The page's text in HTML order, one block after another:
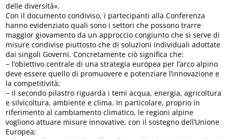
delle diversità».
Con il documento condiviso, i partecipanti alla Conferenza
hanno evidenziato quali sono i settori che possono trarre
maggior giovamento da un approccio congiunto che si serve di
misure condivise piuttosto che di soluzioni individuali adottate
dai singoli Governi. Concretamente ciò significa che:
− l’obiettivo centrale di una strategia europea per l’arco alpino
deve essere quello di promuovere e potenziare l’innovazione e
la competitività;
− il secondo pilastro riguarda i temi acqua, energia, agricoltura
e silvicoltura, ambiente e clima. In particolare, proprio in
riferimento al cambiamento climatico, le regioni alpine
vogliono attuare misure innovative, con il sostegno dell’Unione
Europea;